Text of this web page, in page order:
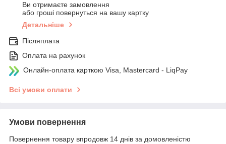
Ви отримаєте замовлення
або гроші повернуться на вашу картку
Детальніше
Післяплата
Оплата на рахунок
Онлайн-оплата карткою Visa, Mastercard - LiqPay
Всі умови оплати
Умови повернення
Повернення товару впродовж 14 днів за домовленістю